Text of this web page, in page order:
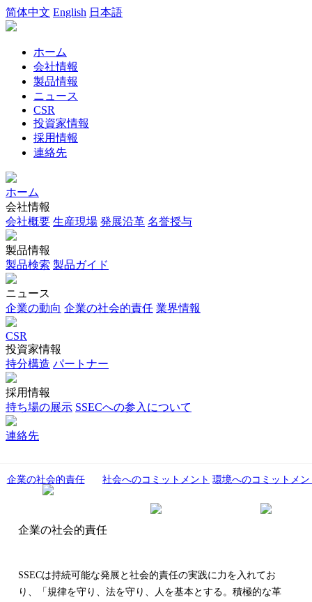
简体中文 English 日本語
ホーム
会社情報
製品情報
ニュース
CSR
投資家情報
採用情報
連絡先
ホーム
会社情報
会社概要 生産現場 発展沿革 名誉授与
製品情報
製品検索 製品ガイド
ニュース
企業の動向 企業の社会的責任 業界情報
CSR
投資家情報
持分構造 パートナー
採用情報
持ち場の展示 SSECへの参入について
連絡先
企業の社会的責任 社会へのコミットメント 環境へのコミットメン
企業の社会的責任
SSECは持続可能な発展と社会的責任の実践に力を入れてお
り、「規律を守り、法を守り、人を基本とする。積極的な革